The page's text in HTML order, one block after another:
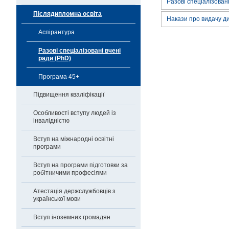
Післядипломна освіта
Аспірантура
Разові спеціалізовані вчені
ради (PhD)
Програма 45+
Підвищення кваліфікації
Особливості вступу людей із
інвалідністю
Вступ на міжнародні освітні
програми
Вступ на програми підготовки за
робітничими професіями
Атестація держслужбовців з
української мови
Вступ іноземних громадян
Разові
Накази про видачу